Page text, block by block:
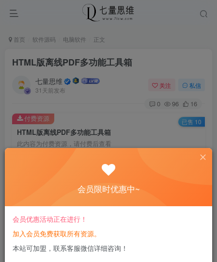
首页 软件源码 电脑软件 正文
HTML版离线PDF多功能工具箱
七量思维
31天前发布
关注 私信
0 96 16
HTML版离线PDF多功能工具箱
此内容为付费资源，请付费后查看
6.6
您当前未登录！建议登陆后购买，可保存购买订单
付费资源 已售 10
会员限时优惠中~
会员优惠活动正在进行！
加入会员免费获取所有资源。
本站可加盟，联系客服微信详细咨询！